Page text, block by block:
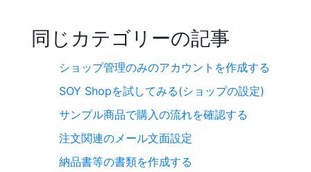
同じカテゴリーの記事
ショップ管理のみのアカウントを作成する
SOY Shopを試してみる(ショップの設定)
サンプル商品で購入の流れを確認する
注文関連のメール文面設定
納品書等の書類を作成する